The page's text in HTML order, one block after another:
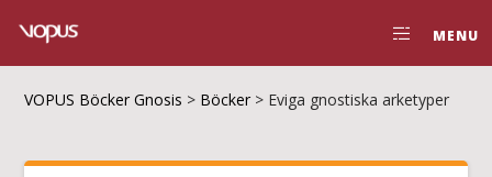
MENU
VOPUS Böcker Gnosis > Böcker > Eviga gnostiska arketyper